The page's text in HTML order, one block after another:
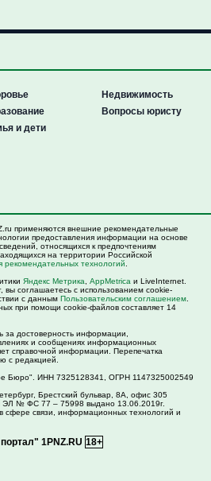
и дети
Недвижимость
Вопросы юристу
применяются внешние рекомендательные
предоставления информации на основе
относящихся к предпочтениям
на территории Российской
технологий
Яндекс Метрика AppMetrica и LiveInternet.
вы соглашаетесь с использованием cookie-
с данным Пользовательским соглашением
при помощи cookie-файлов составляет 14
за достоверность информации,
и сообщениях информационных
справочной информации. Перепечатка
с редакцией.
Бюро". ИНН 7325128341, ОГРН 1147325002549
Брестский бульвар, 8А, офис 305
ЭЛ № ФС 77 – 75998 выдано 13.06.2019г.
сфере связи, информационных технологий и
1PNZ.RU 18+